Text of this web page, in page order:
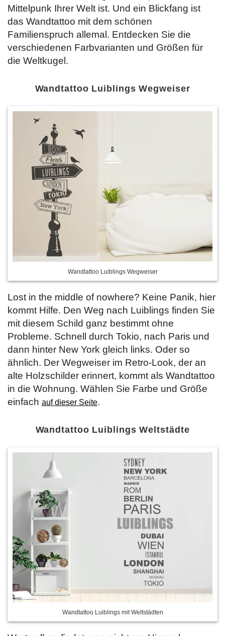
Mittelpunk Ihrer Welt ist. Und ein Blickfang ist
das Wandtattoo mit dem schönen
Familienspruch allemal. Entdecken Sie die
verschiedenen Farbvarianten und Größen für
die Weltkugel.
Wandtattoo Luiblings Wegweiser
Wandtattoo Luiblings Wegweiser
Lost in the middle of nowhere? Keine Panik, hier
kommt Hilfe. Den Weg nach Luiblings finden Sie
mit diesem Schild ganz bestimmt ohne
Probleme. Schnell durch Tokio, nach Paris und
dann hinter New York gleich links. Oder so
ähnlich. Der Wegweiser im Retro-Look, der an
alte Holzschilder erinnert, kommt als Wandtattoo
in die Wohnung. Wählen Sie Farbe und Größe
einfach auf dieser Seite.
Wandtattoo Luiblings Weltstädte
Wandtattoo Luiblings mit Weltstädten